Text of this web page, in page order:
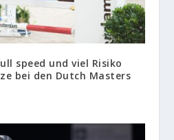
speed und viel Risiko
bei den Dutch Masters